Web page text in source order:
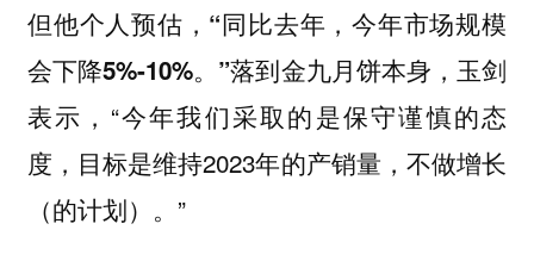
但他个人预估，“同比去年，今年市场规模
会下降5%-10%。”落到金九月饼本身，玉剑
表示，“今年我们采取的是保守谨慎的态
度 ，目标是维持2023年的产销量，不做增长
（的计划）。”